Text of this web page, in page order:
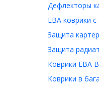
Дефлекторы
ЕВА коврики
Защита
Защита
Коврики ЕВА
Коврики в